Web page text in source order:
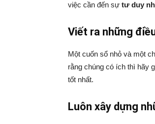
việc cần đến sự tư duy
Viết ra những
Một cuốn sổ nhỏ và một
rằng chúng có ích thì hãy
tốt nhất.
Luôn xây dựng